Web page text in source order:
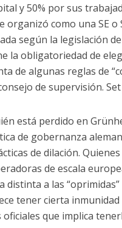
y 50% por sus
organizó como una SE
según la legislación
la obligatoriedad de
de algunas reglas de
de supervisión.
está perdido en
de gobernanza
de dilación.
de escala
distinta a las
tener cierta
que implica